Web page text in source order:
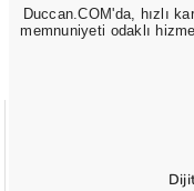
Duccan.COM'da, hızlı
memnuniyeti odaklı